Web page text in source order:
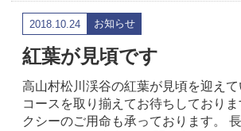
2018.10.24 お知らせ
紅葉が見頃です
高山村松川渓谷の紅葉が見頃を迎え
コースを取り揃えてお待ちしており
クシーのご用命も承っております。